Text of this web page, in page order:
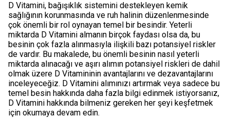
D Vitamini, bağışıklık sistemini destekleyen kemik
sağlığının korunmasında ve ruh halinin düzenlenmesinde
çok önemli bir rol oynayan temel bir besindir. Yeterli
miktarda D Vitamini almanın birçok faydası olsa da, bu
besinin çok fazla alınmasıyla ilişkili bazı potansiyel riskler
de vardır. Bu makalede, bu önemli besinin nasıl yeterli
miktarda alınacağı ve aşırı alımın potansiyel riskleri de dahil
olmak üzere D Vitamininin avantajlarını ve dezavantajlarını
inceleyeceğiz. D Vitamini alımınızı artırmak veya sadece bu
temel besin hakkında daha fazla bilgi edinmek istiyorsanız,
D Vitamini hakkında bilmeniz gereken her şeyi keşfetmek
için okumaya devam edin.